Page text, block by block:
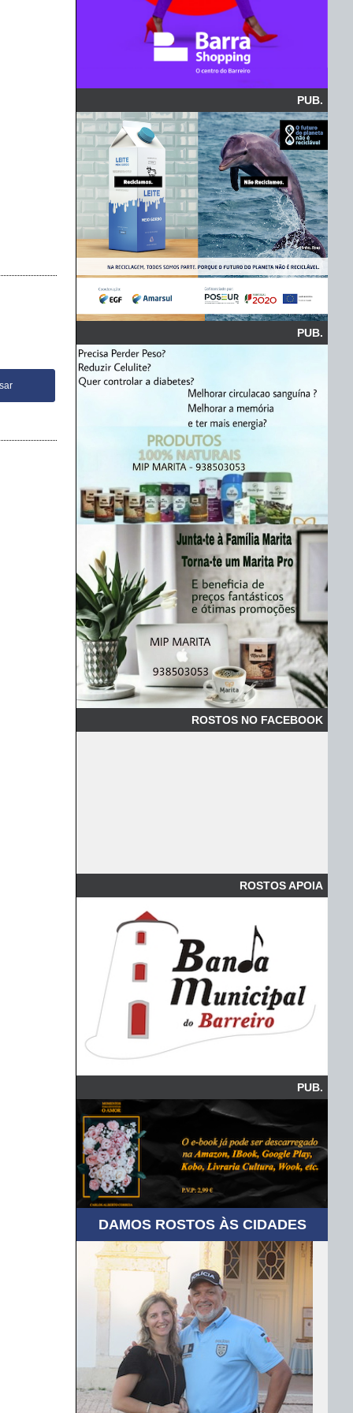
PUB.
PUB.
ROSTOS NO FACEBOOK
ROSTOS APOIA
PUB.
DAMOS ROSTOS ÀS CIDADES